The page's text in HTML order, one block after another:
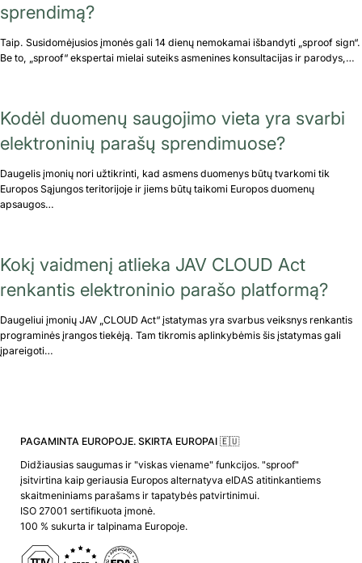
sprendimą?
Taip. Susidomėjusios įmonės gali 14 dienų nemokamai išbandyti „sproof sign“.
Be to, „sproof“ ekspertai mielai suteiks asmenines konsultacijas ir parodys,…
Kodėl duomenų saugojimo vieta yra svarbi
elektroninių parašų sprendimuose?
Daugelis įmonių nori užtikrinti, kad asmens duomenys būtų tvarkomi tik
Europos Sąjungos teritorijoje ir jiems būtų taikomi Europos duomenų
apsaugos…
Kokį vaidmenį atlieka JAV CLOUD Act
renkantis elektroninio parašo platformą?
Daugeliui įmonių JAV „CLOUD Act“ įstatymas yra svarbus veiksnys renkantis
programinės įrangos tiekėją. Tam tikromis aplinkybėmis šis įstatymas gali
įpareigoti…
PAGAMINTA EUROPOJE. SKIRTA EUROPAI 🇪🇺
Didžiausias saugumas ir "viskas viename" funkcijos. "sproof"
įsitvirtina kaip geriausia Europos alternatyva eIDAS atitinkantiems
skaitmeniniams parašams ir tapatybės patvirtinimui.
ISO 27001 sertifikuota įmonė.
100 % sukurta ir talpinama Europoje.